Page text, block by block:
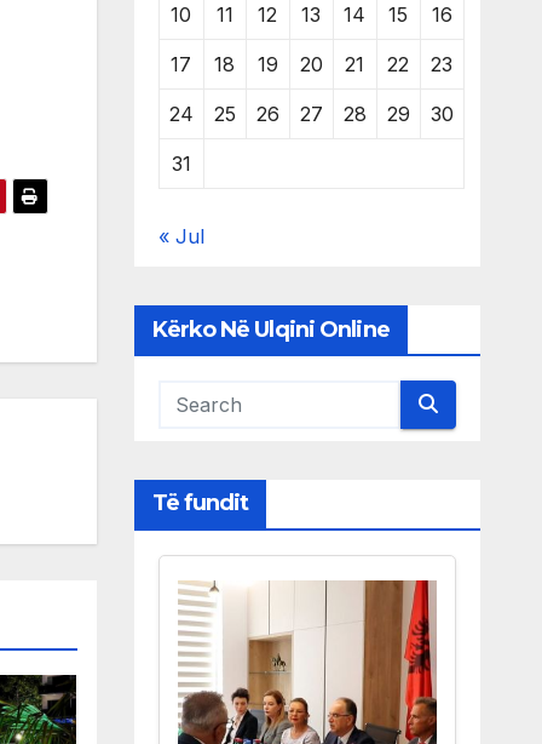
10 11 12 13 14 15 16
17 18 19 20 21 22 23
24 25 26 27 28 29 30
31
« Jul
Kërko Në Ulqini Online
Të fundit